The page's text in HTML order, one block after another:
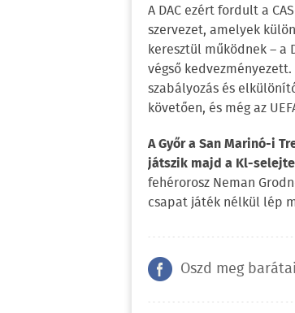
A DAC ezért fordult a
szervezet, amelyek
keresztül működnek – a
végső
szabályozás és
követően, és még az
A Győr a San Marinó-i
játszik majd a Kl-
fehérorosz Neman
csapat játék nélkül lép
Oszd meg